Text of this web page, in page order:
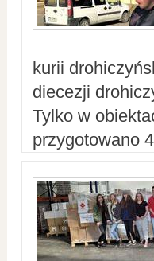
kurii
diecezji
Tylko w
przygotowano